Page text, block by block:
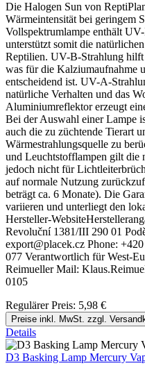
Die Halogen Sun von
Wärmeintensität bei geringem
Vollspektrumlampe enthält
unterstützt somit die
Reptilien. UV-B-Strahlung
was für die Kalziumaufnahme
entscheidend ist. UV-A-
natürliche Verhalten und das
Aluminiumreflektor erzeugt
Bei der Auswahl einer Lampe
auch die zu züchtende Tierart
Wärmestrahlungsquelle zu
und Leuchtstofflampen gilt die
jedoch nicht für
auf normale Nutzung
beträgt ca. 6 Monate). Die
variieren und unterliegt den
Hersteller-
Revoluční 1381/III 290 01
export@placek.cz Phone:
077 Verantwortlich für West-
Reimueller Mail:
0105
Regulärer Preis: 5,98 €
Preise inkl. MwSt. zzgl.
Details
D3 Basking Lamp Mercury